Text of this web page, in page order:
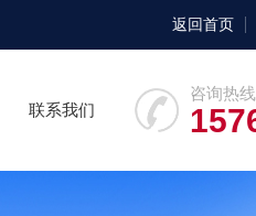
返回首页
咨询热线
联系我们